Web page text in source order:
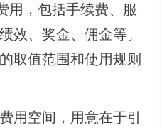
用，包括手续费、服
效、奖金、佣金等。
取值范围和使用规则
空间，用意在于引